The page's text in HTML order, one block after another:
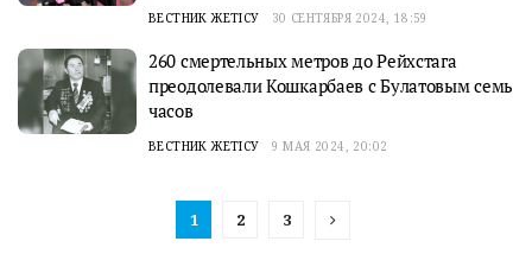
ВЕСТНИК ЖЕТІСУ 30 СЕНТЯБРЯ 2024, 18:59
260 смертельных метров до Рейхстага
преодолевали Кошкарбаев с Булатовым семь
часов
ВЕСТНИК ЖЕТІСУ 9 МАЯ 2024, 20:02
1 2 3